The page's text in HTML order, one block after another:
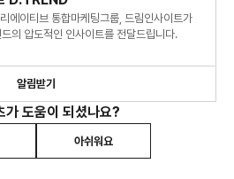
에이티브 통합마케팅그룹, 드림인사이트가
의 압도적인 인사이트를 전달드립니다.
알림받기
가 도움이 되셨나요?
아쉬워요